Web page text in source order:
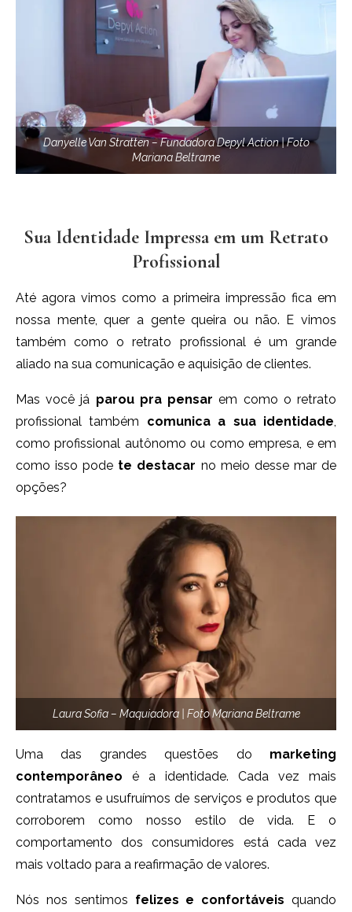
Danyelle Van Stratten – Fundadora Depyl Action | Foto
Mariana Beltrame
Sua Identidade Impressa em um Retrato
Profissional
Até agora vimos como a primeira impressão fica em
nossa mente, quer a gente queira ou não. E vimos
também como o retrato profissional é um grande
aliado na sua comunicação e aquisição de clientes.
Mas você já parou pra pensar em como o retrato
profissional também comunica a sua identidade,
como profissional autônomo ou como empresa, e em
como isso pode te destacar no meio desse mar de
opções?
Laura Sofia – Maquiadora | Foto Mariana Beltrame
Uma das grandes questões do marketing
contemporâneo é a identidade. Cada vez mais
contratamos e usufruímos de serviços e produtos que
corroborem como nosso estilo de vida. E o
comportamento dos consumidores está cada vez
mais voltado para a reafirmação de valores.
Nós nos sentimos felizes e confortáveis quando